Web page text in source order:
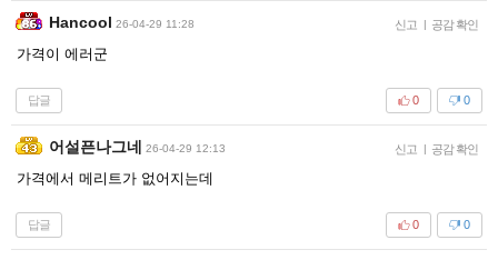
Hancool 26-04-29 11:28 신고 | 공감 확인
가격이 에러군
답글 0
0
어설픈나그네 26-04-29 12:13 신고 | 공감 확인
가격에서 메리트가 없어지는데
답글 0
0